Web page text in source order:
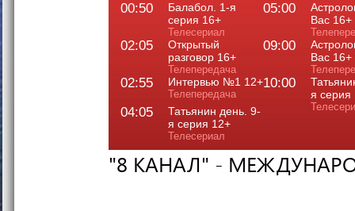
00:50
Балабол. 1-я
серия 16+
Телесериал
02:05
Открытый
разговор 16+
Телепередача
02:55 Интервью №1 12+
Телепередача
04:05
Татьянин день. 9-
я серия 12+
Телесериал
05:00
Вас 16+
09:00
Вас 16+
10:00
я серия
"8 КАНАЛ" -